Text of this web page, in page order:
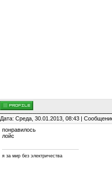
Дата: Среда, 30.01.2013, 08:43 |
понравилось
лойс
я за мир без электричества